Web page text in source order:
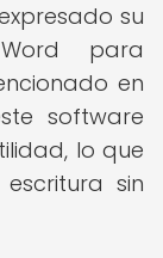
su
para
en
software
lo que
sin